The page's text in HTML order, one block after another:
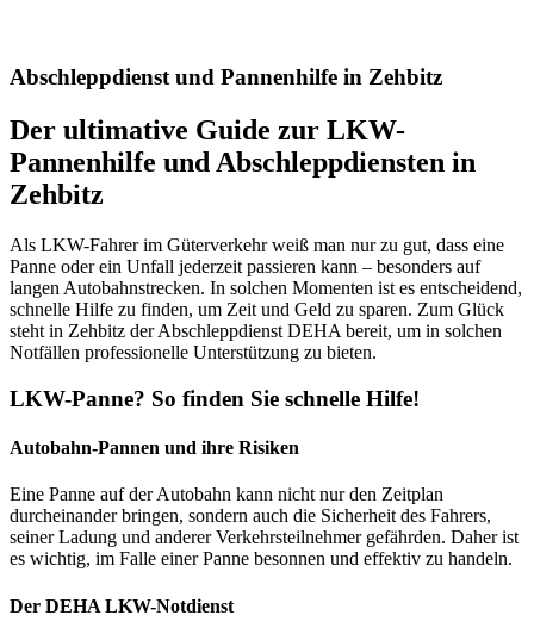
Abschleppdienst und Pannenhilfe in Zehbitz
Der ultimative Guide zur LKW-
Pannenhilfe und Abschleppdiensten in
Zehbitz
Als LKW-Fahrer im Güterverkehr weiß man nur zu gut, dass eine
Panne oder ein Unfall jederzeit passieren kann – besonders auf
langen Autobahnstrecken. In solchen Momenten ist es entscheidend,
schnelle Hilfe zu finden, um Zeit und Geld zu sparen. Zum Glück
steht in Zehbitz der Abschleppdienst DEHA bereit, um in solchen
Notfällen professionelle Unterstützung zu bieten.
LKW-Panne? So finden Sie schnelle Hilfe!
Autobahn-Pannen und ihre Risiken
Eine Panne auf der Autobahn kann nicht nur den Zeitplan
durcheinander bringen, sondern auch die Sicherheit des Fahrers,
seiner Ladung und anderer Verkehrsteilnehmer gefährden. Daher ist
es wichtig, im Falle einer Panne besonnen und effektiv zu handeln.
Der DEHA LKW-Notdienst